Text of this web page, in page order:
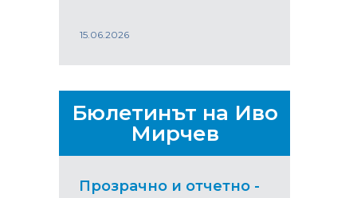
15.06.2026
Бюлетинът на Иво
Мирчев
Прозрачно и отчетно -